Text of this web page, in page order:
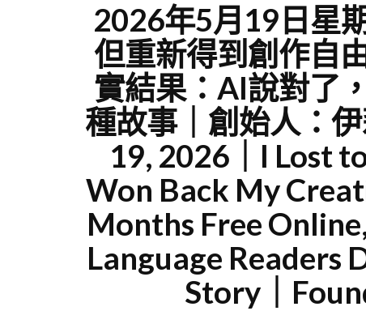
2026年5月19日星
但重新得到創作自
實結果：AI說對了
種故事｜創始人：
19, 2026｜I Lost
Won Back My
Months Free
Language Readers
Story｜